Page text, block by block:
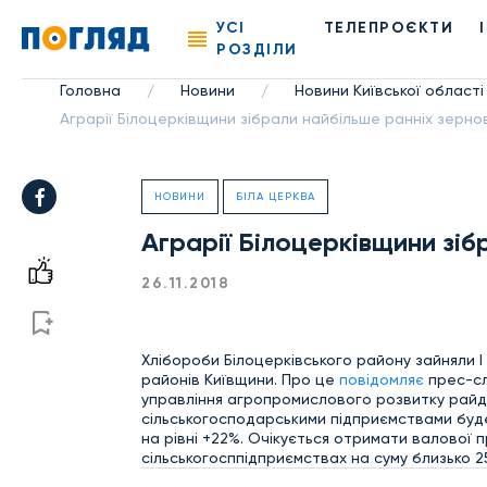
УСІ
РОЗДІЛИ
ТЕЛЕПРОЄКТИ
Головна / Новини / Новини Київської області
Аграрії Білоцерківщини зібрали найбільше ранніх
НОВИНИ БІЛА ЦЕРКВА
Аграрії Білоцерківщини
26.11.2018
Хлібороби Білоцерківського району
районів Київщини. Про це повідомляє прес-
управління агропромислового розвитку
сільськогосподарськими підприємствами
на рівні +22%. Очікується отримати валової
сільськогосппідприємствах на суму близько